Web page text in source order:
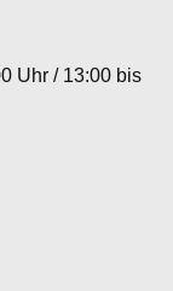
Uhr / 13:00 bis